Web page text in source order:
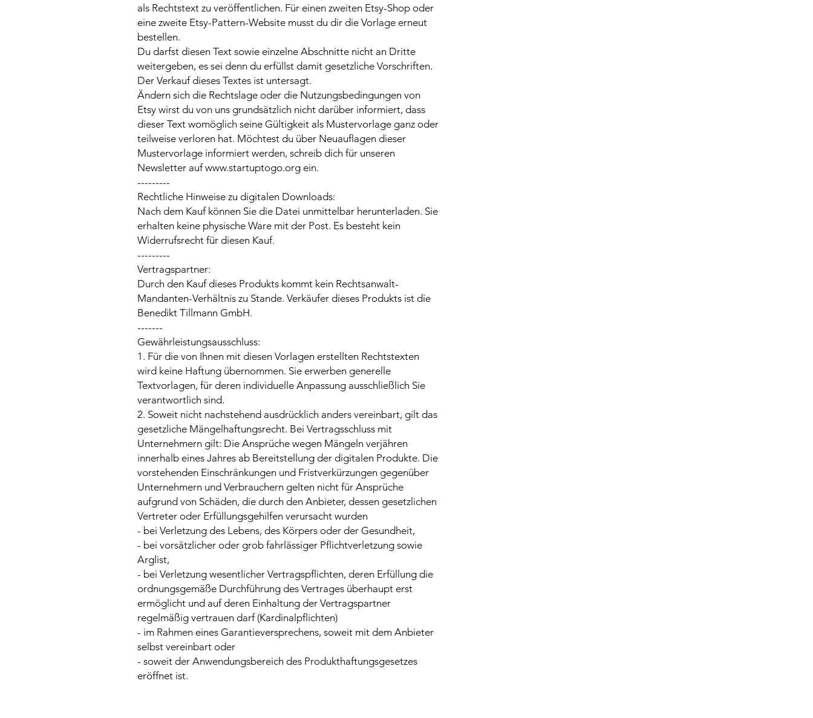
als Rechtstext zu veröffentlichen. Für einen zweiten Etsy-Shop oder
eine zweite Etsy-Pattern-Website musst du dir die Vorlage erneut
bestellen.
Du darfst diesen Text sowie einzelne Abschnitte nicht an Dritte
weitergeben, es sei denn du erfüllst damit gesetzliche Vorschriften.
Der Verkauf dieses Textes ist untersagt.
Ändern sich die Rechtslage oder die Nutzungsbedingungen von
Etsy wirst du von uns grundsätzlich nicht darüber informiert, dass
dieser Text womöglich seine Gültigkeit als Mustervorlage ganz oder
teilweise verloren hat. Möchtest du über Neuauflagen dieser
Mustervorlage informiert werden, schreib dich für unseren
Newsletter auf www.startuptogo.org ein.
---------
Rechtliche Hinweise zu digitalen Downloads:
Nach dem Kauf können Sie die Datei unmittelbar herunterladen. Sie
erhalten keine physische Ware mit der Post. Es besteht kein
Widerrufsrecht für diesen Kauf.
---------
Vertragspartner:
Durch den Kauf dieses Produkts kommt kein Rechtsanwalt-
Mandanten-Verhältnis zu Stande. Verkäufer dieses Produkts ist die
Benedikt Tillmann GmbH.
-------
Gewährleistungsausschluss:
1. Für die von Ihnen mit diesen Vorlagen erstellten Rechtstexten
wird keine Haftung übernommen. Sie erwerben generelle
Textvorlagen, für deren individuelle Anpassung ausschließlich Sie
verantwortlich sind.
2. Soweit nicht nachstehend ausdrücklich anders vereinbart, gilt das
gesetzliche Mängelhaftungsrecht. Bei Vertragsschluss mit
Unternehmern gilt: Die Ansprüche wegen Mängeln verjähren
innerhalb eines Jahres ab Bereitstellung der digitalen Produkte. Die
vorstehenden Einschränkungen und Fristverkürzungen gegenüber
Unternehmern und Verbrauchern gelten nicht für Ansprüche
aufgrund von Schäden, die durch den Anbieter, dessen gesetzlichen
Vertreter oder Erfüllungsgehilfen verursacht wurden
- bei Verletzung des Lebens, des Körpers oder der Gesundheit,
- bei vorsätzlicher oder grob fahrlässiger Pflichtverletzung sowie
Arglist,
- bei Verletzung wesentlicher Vertragspflichten, deren Erfüllung die
ordnungsgemäße Durchführung des Vertrages überhaupt erst
ermöglicht und auf deren Einhaltung der Vertragspartner
regelmäßig vertrauen darf (Kardinalpflichten)
- im Rahmen eines Garantieversprechens, soweit mit dem Anbieter
selbst vereinbart oder
- soweit der Anwendungsbereich des Produkthaftungsgesetzes
eröffnet ist.